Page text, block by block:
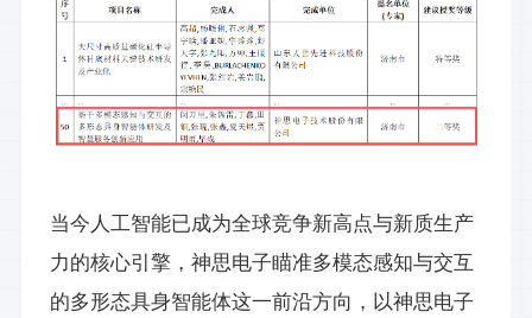
当今人工智能已成为全球竞争新高点与新质生产
力的核心引擎，神思电子瞄准多模态感知与交互
的多形态具身智能体这一前沿方向，以神思电子